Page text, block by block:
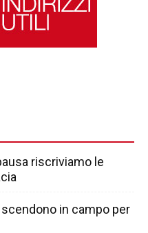
riscriviamo le
in campo per